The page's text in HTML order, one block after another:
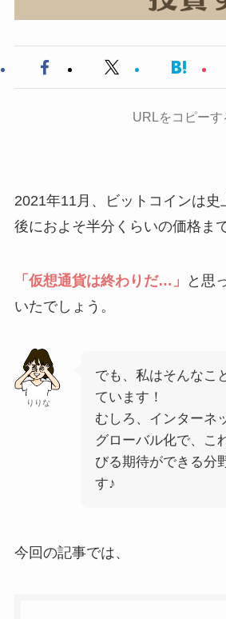
URLをコピーす
2021年11月、ビットコインは史
後におよそ半分くらいの価格ま
「仮想通貨は終わりだ…」
と思
いたでしょう。
りりな
でも、私はそんなこ
ています！
むしろ、インターネ
グローバル化で、こ
びる期待ができる分
す♪
今回の記事では、